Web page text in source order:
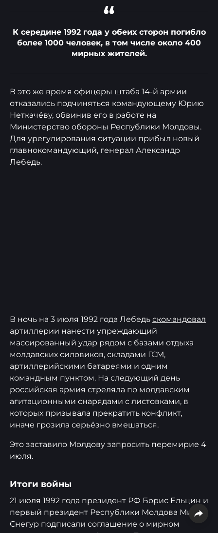
“
К середине 1992 года у обеих сторон погибло
более 1000 человек, в том числе около 400
мирных жителей.
В это же время офицеры штаба 14-й армии
отказались подчиняться командующему Юрию
Неткачёву, обвинив его в работе на
Министерство обороны Республики Молдовы.
Для урегулирования ситуации прибыл новый
главнокомандующий, генерал Александр
Лебедь.
В ночь на 3 июля 1992 года Лебедь скомандовал
артиллерии нанести упреждающий
массированный удар рядом с базами отдыха
молдавских силовиков, складами ГСМ,
артиллерийскими батареями и одним
командным пунктом. На следующий день
российская армия стреляла по молдавским
агитационными снарядами с листовками, в
которых призывала прекратить конфликт,
иначе грозила серьёзно вмешаться.
Это заставило Молдову запросить перемирие 4
июля.
Итоги войны
21 июля 1992 года президент РФ Борис Ельцин и
первый президент Республики Молдова Мирча
Снегур подписали соглашение о мирном